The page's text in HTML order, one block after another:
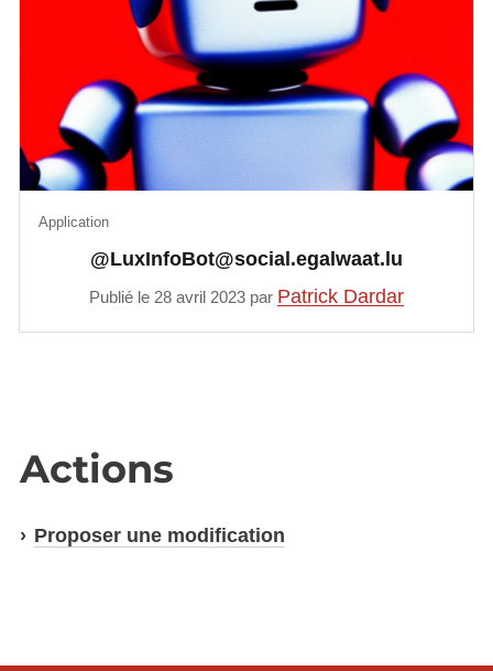
@LuxInfoBot@social.egalwaat.lu
Application
Publié le 28 avril 2023 par Patrick Dardar
Actions
Proposer une modification